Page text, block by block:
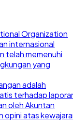
Organization
internasional
telah memenuhi
yang
adalah
terhadap
oleh Akuntan
opini atas